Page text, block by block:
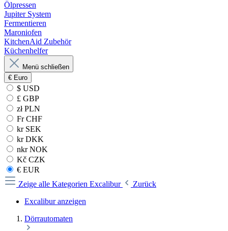
Ölpressen
Jupiter System
Fermentieren
Maroniofen
KitchenAid Zubehör
Küchenhelfer
Menü schließen
€ Euro
$ USD
£ GBP
zł PLN
Fr CHF
kr SEK
kr DKK
nkr NOK
Kč CZK
€ EUR
Zeige alle Kategorien Excalibur
Zurück
Excalibur anzeigen
Dörrautomaten